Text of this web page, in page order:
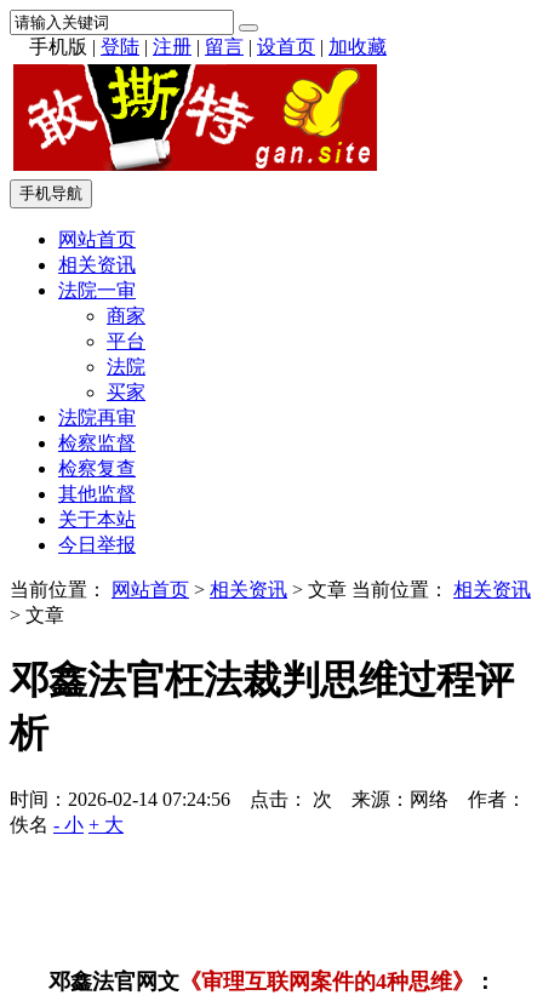
手机版 | 登陆 | 注册 | 留言 | 设首页 | 加收藏
手机导航
网站首页
相关资讯
法院一审
商家
平台
法院
买家
法院再审
检察监督
检察复查
其他监督
关于本站
今日举报
当前位置： 网站首页 > 相关资讯 > 文章 当前位置： 相关资讯
> 文章
邓鑫法官枉法裁判思维过程评
析
时间：2026-02-14 07:24:56 点击： 次 来源：网络 作者：
佚名 - 小 + 大
邓鑫法官网文 《审理互联网案件的4种思维》 ：